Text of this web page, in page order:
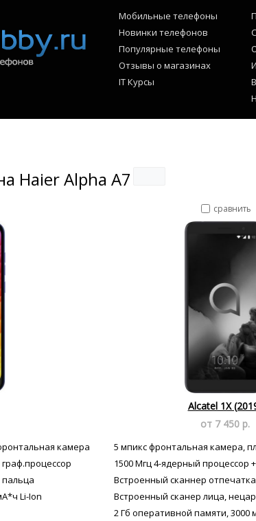
Мобильные телефоны
Новинки телефонов
Популярные телефоны
Отзывы о магазинах
IT Курсы
Haier Alpha A7
камера
Li-Ion
сравнить
Alcatel 1X
от 7 450 р.
5 мпикс фронтальная камера,
1500 Мгц 4-ядерный процессор
Встроенный сканнер
Встроенный сканер лица,
2 Гб оперативной памяти, 3000